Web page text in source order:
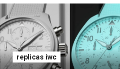
replicas iwc